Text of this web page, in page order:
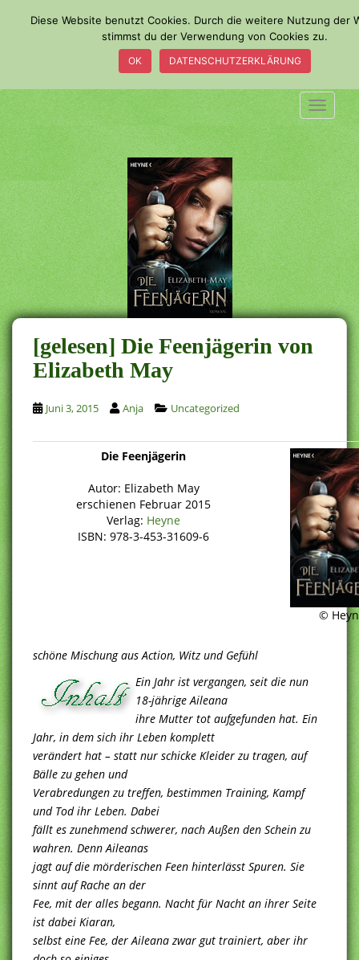
m
a
i
n
c
o
n
t
e
n
t
[gelesen] Die Feenjägerin von
Elizabeth May
Juni 3, 2015 Anja Uncategorized
Die Feenjägerin
Autor: Elizabeth May
erschienen Februar 2015
Verlag: Heyne
ISBN: 978-3-453-31609-6
©
schöne Mischung aus Action, Witz und Gefühl
Ein Jahr ist vergangen, seit die nun
18-jährige Aileana
ihre Mutter tot aufgefunden hat. Ein
Jahr, in dem sich ihr Leben komplett
verändert hat – statt nur schicke Kleider zu tragen, auf
Bälle zu gehen und
Verabredungen zu treffen, bestimmen Training, Kampf
und Tod ihr Leben. Dabei
fällt es zunehmend schwerer, nach Außen den Schein zu
wahren. Denn Aileanas
jagt auf die mörderischen Feen hinterlässt Spuren. Sie
sinnt auf Rache an der
Fee, mit der alles begann. Nacht für Nacht an ihrer Seite
ist dabei Kiaran,
selbst eine Fee, der Aileana zwar gut trainiert, aber ihr
Diese Website benutzt Cookies. Durch die weitere Nutzung der
stimmst du der Verwendung von Cookies zu.
OK DATENSCHUTZERKLÄRUNG